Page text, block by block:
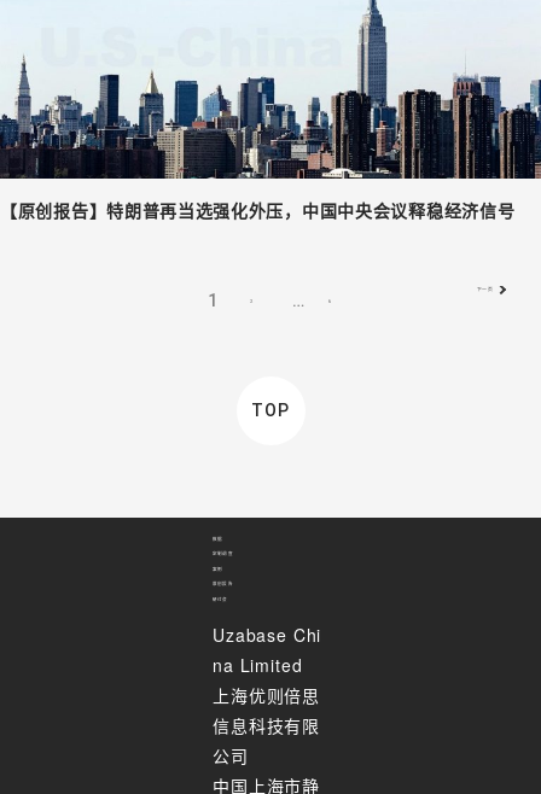
【原创报告】特朗普再当选强化外压，中国中央会议释稳经济信号
1 2 … 6
下一页
TOP
数据
定制调查
案例
原创报告
研讨会
Uzabase Chi
na Limited
上海优则倍思
信息科技有限
公司
中国上海市静